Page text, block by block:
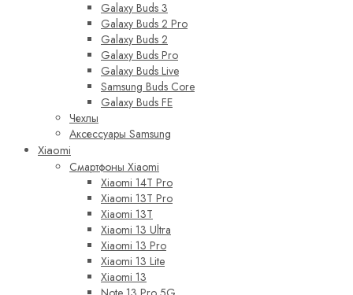
Galaxy Buds 3
Galaxy Buds 2 Pro
Galaxy Buds 2
Galaxy Buds Pro
Galaxy Buds Live
Samsung Buds Core
Galaxy Buds FE
Чехлы
Аксессуары Samsung
Xiaomi
Смартфоны Xiaomi
Xiaomi 14T Pro
Xiaomi 13T Pro
Xiaomi 13T
Xiaomi 13 Ultra
Xiaomi 13 Pro
Xiaomi 13 Lite
Xiaomi 13